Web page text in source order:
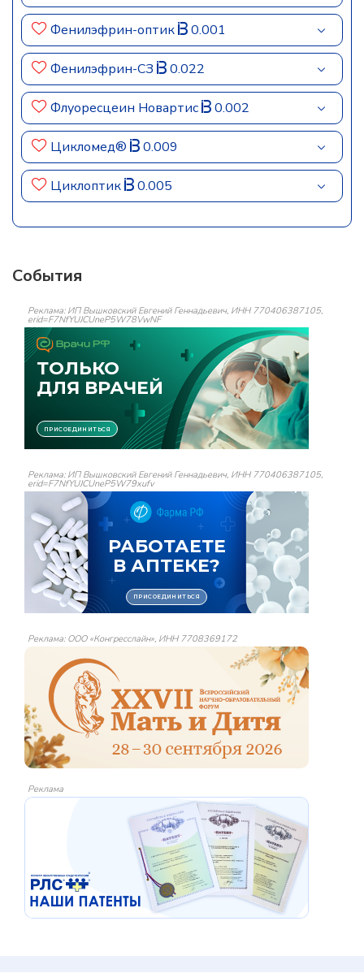
Фенилэфрин-оптик 0.001
Фенилэфрин-СЗ 0.022
Флуоресцеин Новартис 0.002
Цикломед® 0.009
Циклоптик 0.005
События
Реклама: ИП Вышковский Евгений Геннадьевич, ИНН 770406387105,
erid=F7NfYUJCUneP5W78VwNF
Реклама: ИП Вышковский Евгений Геннадьевич, ИНН 770406387105,
erid=F7NfYUJCUneP5W79xufv
Реклама: ООО «Конгресслайн», ИНН 7708369172
Реклама